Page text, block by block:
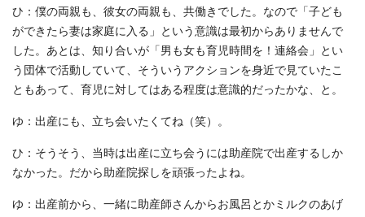
ひ：僕の両親も、彼女の両親も、共働きでした。なので「子ども
ができたら妻は家庭に入る」という意識は最初からありませんで
した。あとは、知り合いが「男も女も育児時間を！連絡会」とい
う団体で活動していて、そういうアクションを身近で見ていたこ
ともあって、育児に対してはある程度は意識的だったかな、と。
ゆ：出産にも、立ち会いたくてね（笑）。
ひ：そうそう、当時は出産に立ち会うには助産院で出産するしか
なかった。だから助産院探しを頑張ったよね。
ゆ：出産前から、一緒に助産師さんからお風呂とかミルクのあげ